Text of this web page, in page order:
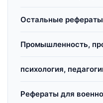
Остальные рефераты
Промышленность,
психология,
Рефераты для